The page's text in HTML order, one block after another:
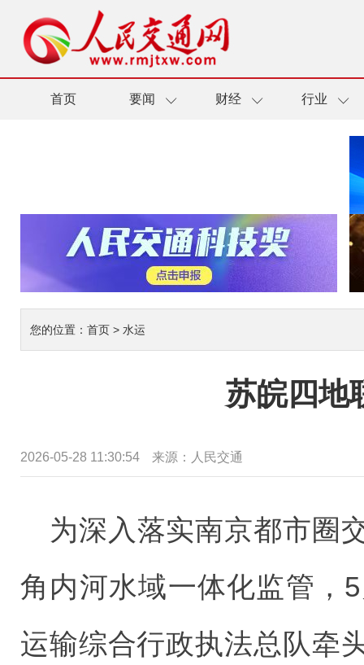
首页 要闻 财经 行业
您的位置： 首页 > 水运
苏皖四地
2026-05-28 11:30:54 来源： 人民交通
为深入落实南京都市圈
角内河水域一体化监管，
运输综合行政执法总队牵